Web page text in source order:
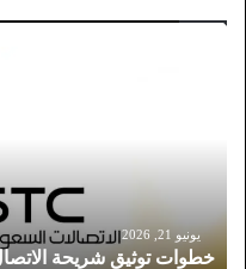
ث
يونيو 21, 2026